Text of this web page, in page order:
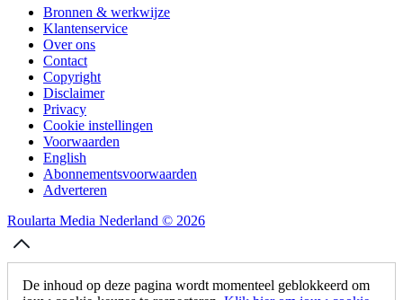
Bronnen & werkwijze
Klantenservice
Over ons
Contact
Copyright
Disclaimer
Privacy
Cookie instellingen
Voorwaarden
English
Abonnementsvoorwaarden
Adverteren
Roularta Media Nederland © 2026
De inhoud op deze pagina wordt momenteel geblokkeerd om